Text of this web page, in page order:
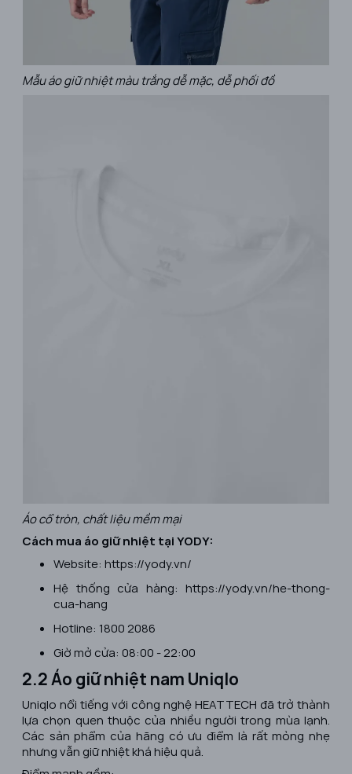
Mẫu áo giữ nhiệt màu trắng dễ mặc, dễ phối đồ
Áo cổ tròn, chất liệu mềm mại
Cách mua áo giữ nhiệt tại YODY:
Website: https://yody.vn/
Hệ thống cửa hàng: https://yody.vn/he-thong-
cua-hang
Hotline: 1800 2086
Giờ mở cửa: 08:00 - 22:00
2.2 Áo giữ nhiệt nam Uniqlo
Uniqlo nổi tiếng với công nghệ HEATTECH đã trở thành
lựa chọn quen thuộc của nhiều người trong mùa lạnh.
Các sản phẩm của hãng có ưu điểm là rất mỏng nhẹ
nhưng vẫn giữ nhiệt khá hiệu quả.